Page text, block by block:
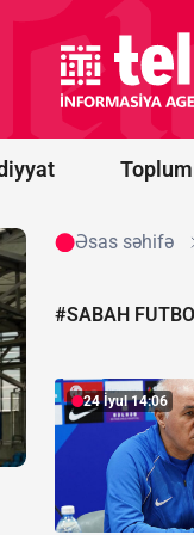
Toplum
Ceyhun
Bayramov
Kirill
Budanov
ilə
Əsas səhifə
#SABAH
24 İyul 14:06